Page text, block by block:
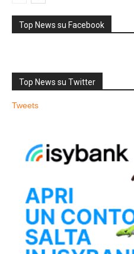
Top News su Facebook
Top News su Twitter
Tweets